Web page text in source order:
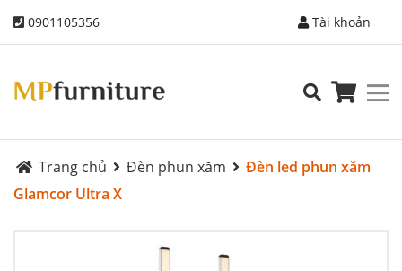
0901105356 Tài khoản
Trang chủ Đèn phun xăm
Đèn led phun xăm
Glamcor Ultra X